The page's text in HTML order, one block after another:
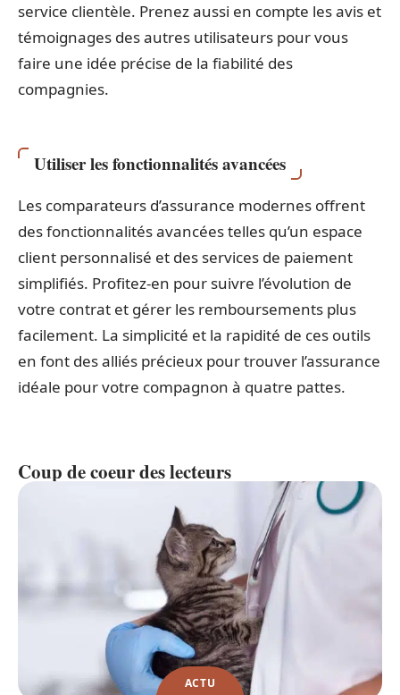
service clientèle. Prenez aussi en compte les avis et
témoignages des autres utilisateurs pour vous
faire une idée précise de la fiabilité des
compagnies.
Utiliser les fonctionnalités avancées
Les comparateurs d’assurance modernes offrent
des fonctionnalités avancées telles qu’un espace
client personnalisé et des services de paiement
simplifiés. Profitez-en pour suivre l’évolution de
votre contrat et gérer les remboursements plus
facilement. La simplicité et la rapidité de ces outils
en font des alliés précieux pour trouver l’assurance
idéale pour votre compagnon à quatre pattes.
Coup de coeur des lecteurs
ACTU